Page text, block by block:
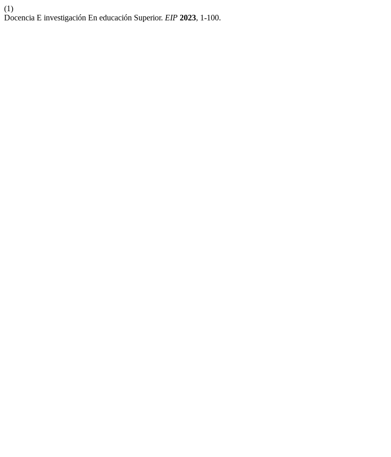
(1)
Docencia E investigación En educación Superior. EIP 2023, 1-100.